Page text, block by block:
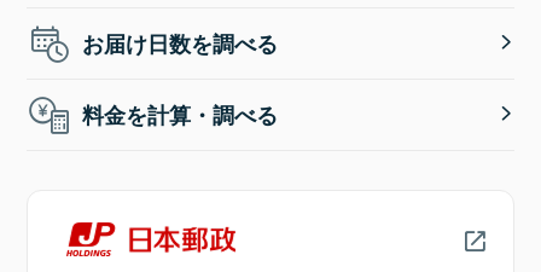
お届け日数を調べる
料金を計算・調べる